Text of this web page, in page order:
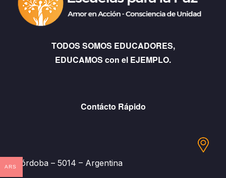
TODOS SOMOS EDUCADORES,
EDUCAMOS con el EJEMPLO.
Contácto Rápido
Córdoba – 5014 – Argentina
ARS